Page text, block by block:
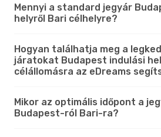
Mennyi a standard jegyár
helyről Bari célhelyre?
Hogyan találhatja meg a
járatokat Budapest indulási
célállomásra az eDreams
Mikor az optimális időpont a
Budapest-ról Bari-ra?